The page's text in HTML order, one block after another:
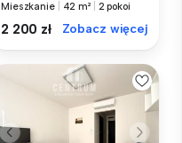
Mieszkanie 42 m² 2 pokoi
2 200 zł Zobacz więcej